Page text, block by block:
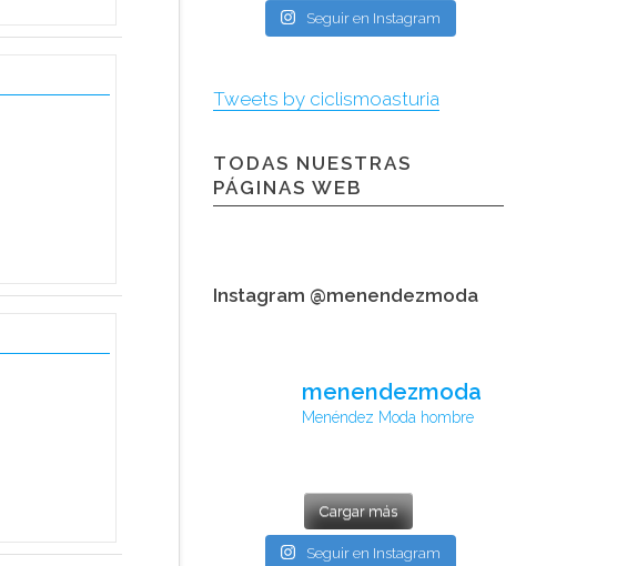
Seguir en Instagram
Tweets by ciclismoasturia
TODAS NUESTRAS
PÁGINAS WEB
Instagram @menendezmoda
menendezmoda
Menéndez Moda hombre
Cargar más
Seguir en Instagram